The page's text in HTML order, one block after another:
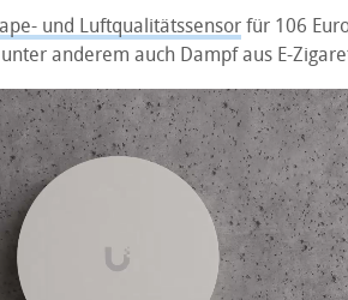
und Luftqualitätssensorfür 106
anderem auch Dampf aus E-